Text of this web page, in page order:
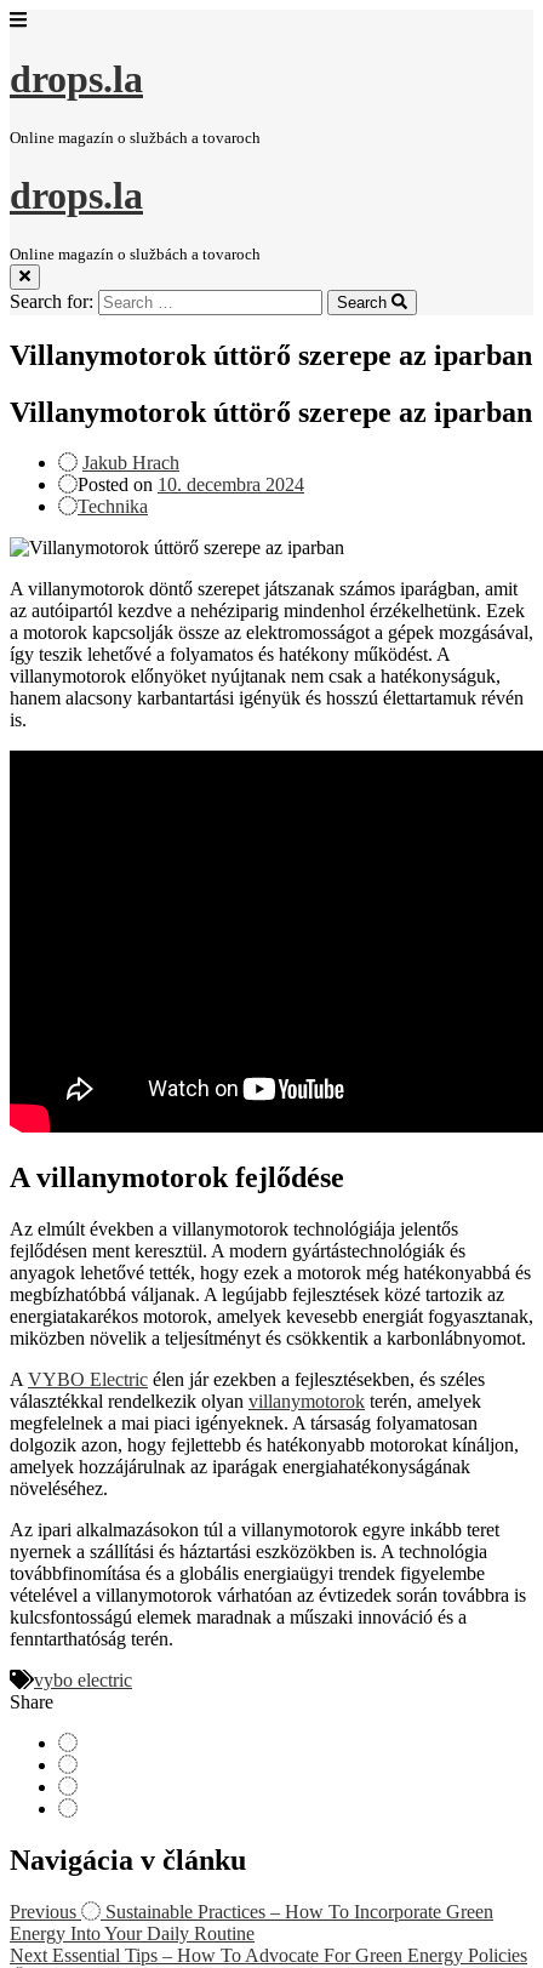
drops.la
Online magazín o službách a tovaroch
drops.la
Online magazín o službách a tovaroch
Search for: Search
Villanymotorok úttörő szerepe az iparban
Villanymotorok úttörő szerepe az iparban
Jakub Hrach
Posted on 10. decembra 2024
Technika
A villanymotorok döntő szerepet játszanak számos iparágban, amit
az autóipartól kezdve a nehéziparig mindenhol érzékelhetünk. Ezek
a motorok kapcsolják össze az elektromosságot a gépek mozgásával,
így teszik lehetővé a folyamatos és hatékony működést. A
villanymotorok előnyöket nyújtanak nem csak a hatékonyságuk,
hanem alacsony karbantartási igényük és hosszú élettartamuk révén
is.
A villanymotorok fejlődése
Az elmúlt években a villanymotorok technológiája jelentős
fejlődésen ment keresztül. A modern gyártástechnológiák és
anyagok lehetővé tették, hogy ezek a motorok még hatékonyabbá és
megbízhatóbbá váljanak. A legújabb fejlesztések közé tartozik az
energiatakarékos motorok, amelyek kevesebb energiát fogyasztanak,
miközben növelik a teljesítményt és csökkentik a karbonlábnyomot.
A VYBO Electric élen jár ezekben a fejlesztésekben, és széles
választékkal rendelkezik olyan villanymotorok terén, amelyek
megfelelnek a mai piaci igényeknek. A társaság folyamatosan
dolgozik azon, hogy fejlettebb és hatékonyabb motorokat kínáljon,
amelyek hozzájárulnak az iparágak energiahatékonyságának
növeléséhez.
Az ipari alkalmazásokon túl a villanymotorok egyre inkább teret
nyernek a szállítási és háztartási eszközökben is. A technológia
továbbfinomítása és a globális energiaügyi trendek figyelembe
vételével a villanymotorok várhatóan az évtizedek során továbbra is
kulcsfontosságú elemek maradnak a műszaki innováció és a
fenntarthatóság terén.
vybo electric
Share
Navigácia v článku
Previous
Sustainable Practices – How To Incorporate Green
Energy Into Your Daily Routine
Next Essential Tips – How To Advocate For Green Energy Policies